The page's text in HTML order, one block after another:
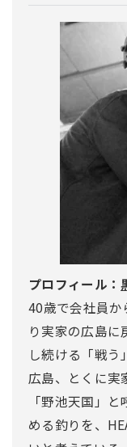
プロフィール：
40歳で会社員か
り実家の広島に
し続ける「戦う
広島、とくに実
「野池天国」
める釣りを、